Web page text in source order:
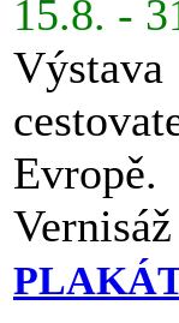
15.8. -
Evropě.